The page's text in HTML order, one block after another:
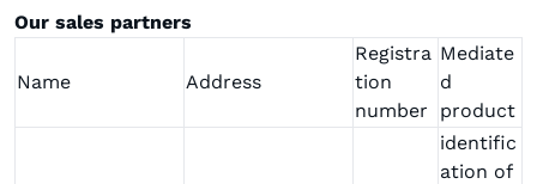
Our sales partners
Name Address
Registra
tion
number
Mediate
d
product
identific
ation of